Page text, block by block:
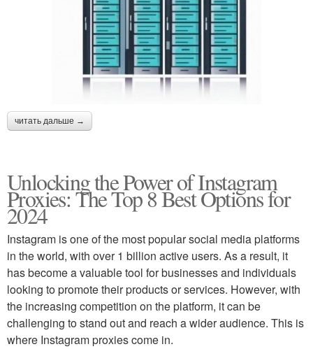
читать дальше →
Unlocking the Power of Instagram
Proxies: The Top 8 Best Options for
2024
Instagram is one of the most popular social media platforms
in the world, with over 1 billion active users. As a result, it
has become a valuable tool for businesses and individuals
looking to promote their products or services. However, with
the increasing competition on the platform, it can be
challenging to stand out and reach a wider audience. This is
where Instagram proxies come in.